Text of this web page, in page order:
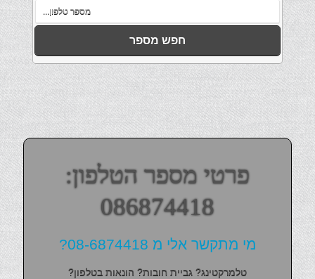
חפש מספר
פרטי מספר הטלפון:
086874418
מי מתקשר אלי מ 08-6874418?
טלמרקטינג? גביית חובות? הונאות בטלפון?